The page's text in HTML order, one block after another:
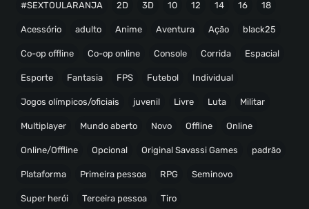
#SEXTOULARANJA 2D 3D 10 12 14 16 18
Acessório adulto Anime Aventura Ação black25
Co-op offline Co-op online Console Corrida Espacial
Esporte Fantasia FPS Futebol Individual
Jogos olímpicos/oficiais juvenil Livre Luta Militar
Multiplayer Mundo aberto Novo Offline Online
Online/Offline Opcional Original Savassi Games padrão
Plataforma Primeira pessoa RPG Seminovo
Super herói Terceira pessoa Tiro